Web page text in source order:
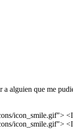
alguien que me